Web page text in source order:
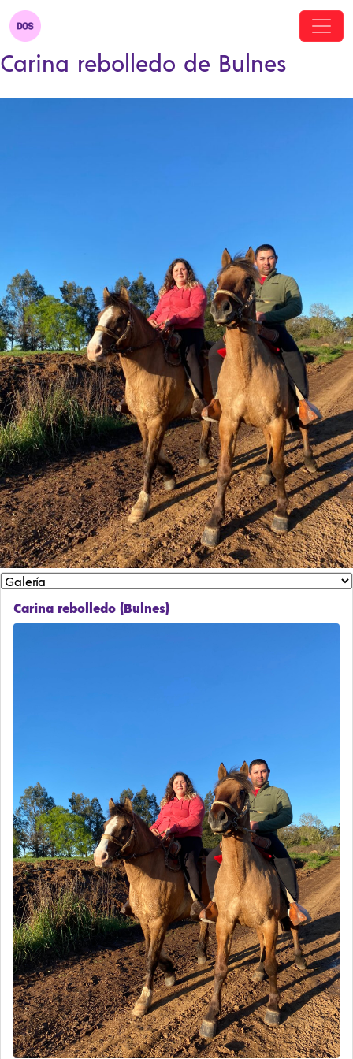
Carina rebolledo de Bulnes
Carina rebolledo (Bulnes)